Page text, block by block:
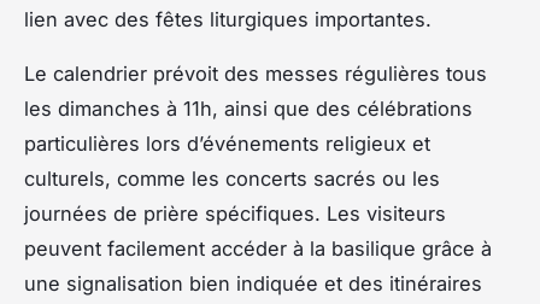
lien avec des fêtes liturgiques importantes.
Le calendrier prévoit des messes régulières tous
les dimanches à 11h, ainsi que des célébrations
particulières lors d’événements religieux et
culturels, comme les concerts sacrés ou les
journées de prière spécifiques. Les visiteurs
peuvent facilement accéder à la basilique grâce à
une signalisation bien indiquée et des itinéraires